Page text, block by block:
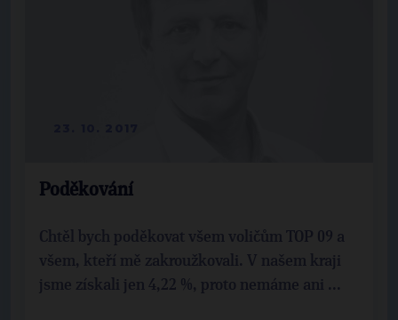
Poděkování
Chtěl bych poděkovat všem voličům TOP 09 a
všem, kteří mě zakroužkovali. V našem kraji
jsme získali jen 4,22 %, proto nemáme ani ...